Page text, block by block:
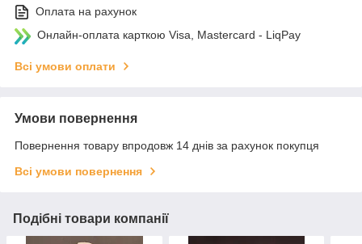
Оплата на рахунок
Онлайн-оплата карткою Visa, Mastercard - LiqPay
Всі умови оплати
Умови повернення
Повернення товару впродовж 14 днів за рахунок покупця
Всі умови повернення
Подібні товари компанії